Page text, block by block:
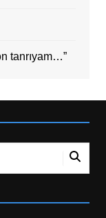
tanrıyam…”